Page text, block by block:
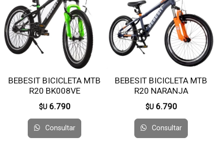
BEBESIT BICICLETA MTB
R20 BK008VE
$U 6.790
Consultar
BEBESIT BICICLETA MTB
R20 NARANJA
$U 6.790
Consultar